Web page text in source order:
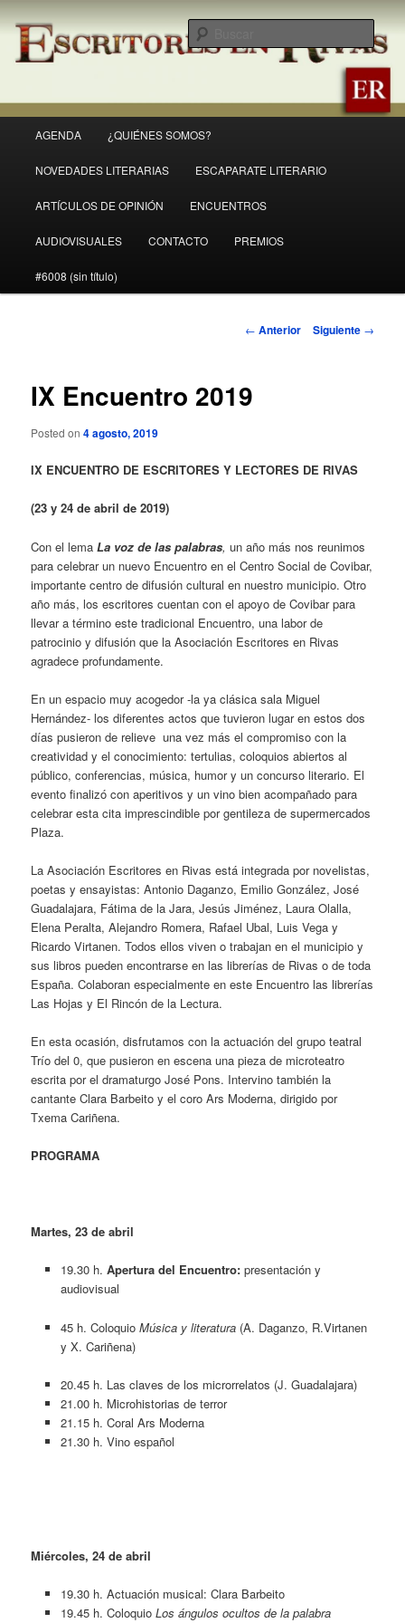
Ir
al
contenido
principal
Revista Escritores en Rivas
principal
AGENDA ¿QUIÉNES SOMOS?
NOVEDADES LITERARIAS ESCAPARATE LITERARIO
ARTÍCULOS DE OPINIÓN ENCUENTROS
AUDIOVISUALES CONTACTO PREMIOS
#6008 (sin título)
Navegación
← Anterior Siguiente →
IX Encuentro 2019
Posted on4 agosto, 2019
IX ENCUENTRO DE ESCRITORES Y LECTORES DE RIVAS
(23 y 24 de abril de 2019)
Con el lema La voz de las palabras,un año más nos reunimos
para celebrar un nuevo Encuentro en el Centro Social de Covibar,
importante centro de difusión cultural en nuestro municipio. Otro
año más, los escritores cuentan con el apoyo de Covibar para
llevar a término este tradicional Encuentro, una labor de
patrocinio y difusión que la Asociación Escritores en Rivas
agradece profundamente.
En un espacio muy acogedor -la ya clásica sala Miguel
Hernández- los diferentes actos que tuvieron lugar en estos dos
días pusieron de relieve una vez más el compromiso con la
creatividad y el conocimiento: tertulias, coloquios abiertos al
público, conferencias, música, humor y un concurso literario. El
evento finalizó con aperitivos y un vino bien acompañado para
celebrar esta cita imprescindible por gentileza de supermercados
Plaza.
La Asociación Escritores en Rivas está integrada por novelistas,
poetas y ensayistas: Antonio Daganzo, Emilio González, José
Guadalajara, Fátima de la Jara, Jesús Jiménez, Laura Olalla,
Elena Peralta, Alejandro Romera, Rafael Ubal, Luis Vega y
Ricardo Virtanen. Todos ellos viven o trabajan en el municipio y
sus libros pueden encontrarse en las librerías de Rivas o de toda
España. Colaboran especialmente en este Encuentro las librerías
Las Hojas y El Rincón de la Lectura.
En esta ocasión, disfrutamos con la actuación del grupo teatral
Trío del 0, que pusieron en escena una pieza de microteatro
escrita por el dramaturgo José Pons. Intervino también la
cantante Clara Barbeito y el coro Ars Moderna, dirigido por
Txema Cariñena.
PROGRAMA
Martes, 23 de abril
19.30 h. Apertura del Encuentro: presentación y
audiovisual
45 h. Coloquio Música y literatura(A. Daganzo, R.Virtanen
y X. Cariñena)
20.45 h. Las claves de los microrrelatos (J. Guadalajara)
21.00 h. Microhistorias de terror
21.15 h. Coral Ars Moderna
21.30 h. Vino español
Miércoles, 24 de abril
19.30 h. Actuación musical: Clara Barbeito
19.45 h. Coloquio Los ángulos ocultos de la palabra